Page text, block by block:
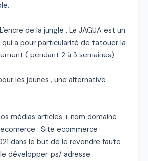
de la jungle . Le JAGUA est un
qui a pour particularité de tatouer la
( pendant 2 à 3 semaines)
les jeunes , une alternative
médias articles + nom domaine
. Site ecommerce
dans le but de le revendre faute
développer. ps/ adresse